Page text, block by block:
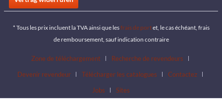
* Tous les prix incluent la TVA ainsi que lesfrais de portet, le cas échéant, frais
de remboursement, sauf indication contraire
Zone de téléchargement
Recherche de revendeurs
Devenir revendeur
Télécharger les catalogues
Contactez
Jobs
Sites